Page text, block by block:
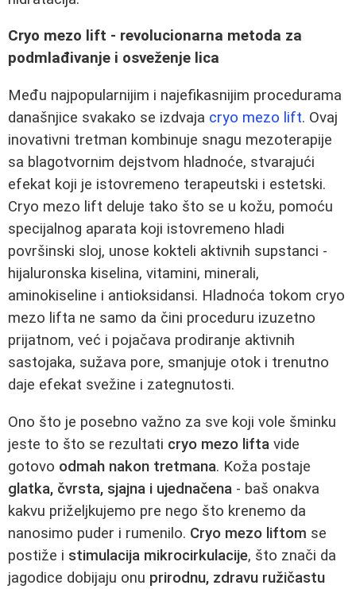
Cryo mezo lift - revolucionarna metoda za
podmlađivanje i osveženje lica
Među najpopularnijim i najefikasnijim procedurama
današnjice svakako se izdvaja cryo mezo lift. Ovaj
inovativni tretman kombinuje snagu mezoterapije
sa blagotvornim dejstvom hladnoće, stvarajući
efekat koji je istovremeno terapeutski i estetski.
Cryo mezo lift deluje tako što se u kožu, pomoću
specijalnog aparata koji istovremeno hladi
površinski sloj, unose kokteli aktivnih supstanci -
hijaluronska kiselina, vitamini, minerali,
aminokiseline i antioksidansi. Hladnoća tokom cryo
mezo lifta ne samo da čini proceduru izuzetno
prijatnom, već i pojačava prodiranje aktivnih
sastojaka, sužava pore, smanjuje otok i trenutno
daje efekat svežine i zategnutosti.
Ono što je posebno važno za sve koji vole šminku
jeste to što se rezultati cryo mezo lifta vide
gotovo odmah nakon tretmana. Koža postaje
glatka, čvrsta, sjajna i ujednačena - baš onakva
kakvu priželjkujemo pre nego što krenemo da
nanosimo puder i rumenilo. Cryo mezo liftom se
postiže i stimulacija mikrocirkulacije, što znači da
jagodice dobijaju onu prirodnu, zdravu ružičastu